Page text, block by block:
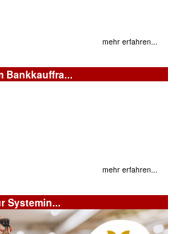
mehr erfahren...
Bankkauffra...
mehr erfahren...
Systemin...